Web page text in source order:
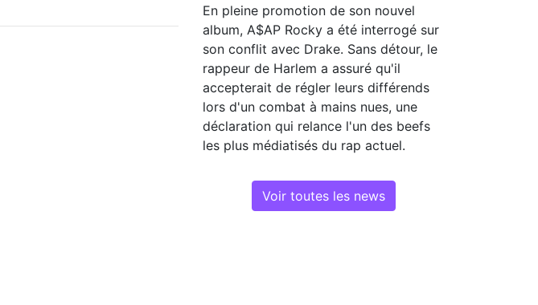
En pleine promotion de son nouvel
album, A$AP Rocky a été interrogé sur
son conflit avec Drake. Sans détour, le
rappeur de Harlem a assuré qu'il
accepterait de régler leurs différends
lors d'un combat à mains nues, une
déclaration qui relance l'un des beefs
les plus médiatisés du rap actuel.
Voir toutes les news